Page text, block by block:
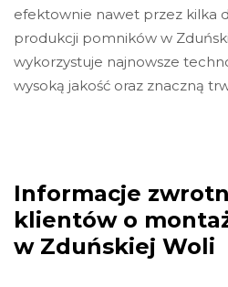
efektownie nawet przez kilka
produkcji pomników w
wykorzystuje najnowsze
wysoką jakość oraz znaczną
Informacje
klientów o
w Zduńskiej Woli